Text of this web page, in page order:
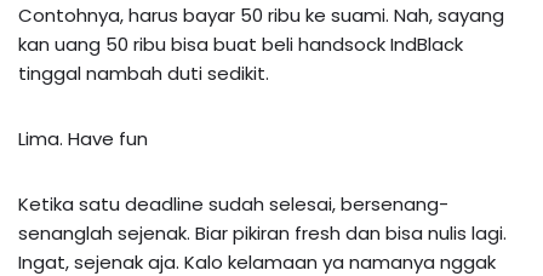
Contohnya, harus bayar 50 ribu ke suami. Nah, sayang
kan uang 50 ribu bisa buat beli handsock IndBlack
tinggal nambah duti sedikit.
Lima. Have fun
Ketika satu deadline sudah selesai, bersenang-
senanglah sejenak. Biar pikiran fresh dan bisa nulis lagi.
Ingat, sejenak aja. Kalo kelamaan ya namanya nggak